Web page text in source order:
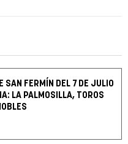
SAN FERMÍN DEL 7 DE JULIO
LA PALMOSILLA, TOROS